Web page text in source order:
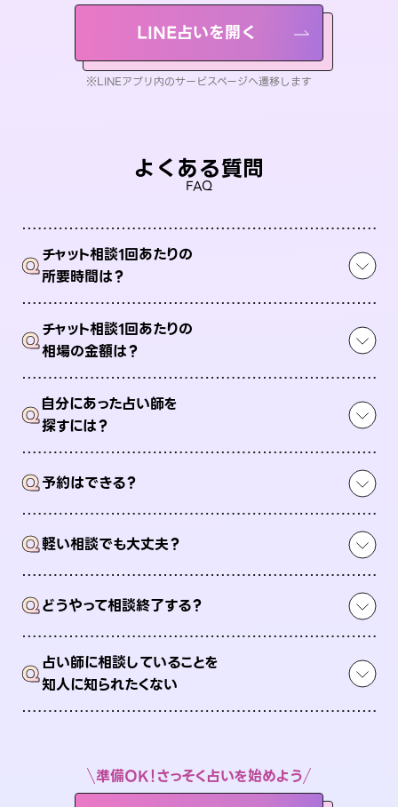
LINE占いを開く
※LINEアプリ内のサービスページへ遷移します
よくある質問
FAQ
Qチャット相談1回あたりの
所要時間は？
Qチャット相談1回あたりの
相場の金額は？
Q自分にあった占い師を
探すには？
Q予約はできる？
Q軽い相談でも大丈夫？
Qどうやって相談終了する？
Q占い師に相談していることを
知人に知られたくない
準備OK！さっそく占いを始めよう